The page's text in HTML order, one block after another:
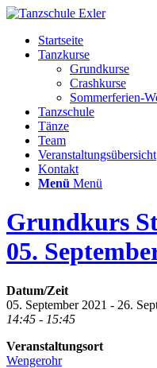
Startseite
Tanzkurse
Grundkurse
Crashkurse
Sommerferien-
Tanzschule
Tänze
Team
Veranstaltungsübersicht
Kontakt
Menü Menü
Grundkurs
05.
Datum/Zeit
05. September 2021 - 26.
14:45 - 15:45
Veranstaltungsort
Wengerohr